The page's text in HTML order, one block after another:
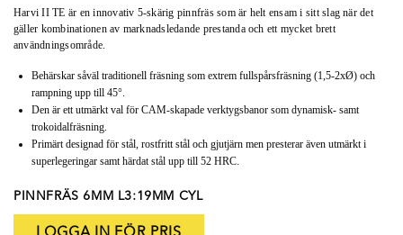
Harvi II TE är en innovativ 5-skärig pinnfräs som är helt ensam i sitt slag när det
gäller kombinationen av marknadsledande prestanda och ett mycket brett
användningsområde.
Behärskar såväl traditionell fräsning som extrem fullspårsfräsning (1,5-2xØ) och
rampning upp till 45°.
Den är ett utmärkt val för CAM-skapade verktygsbanor som dynamisk- samt
trokoidalfräsning.
Primärt designad för stål, rostfritt stål och gjutjärn men presterar även utmärkt i
superlegeringar samt härdat stål upp till 52 HRC.
PINNFRÄS 6MM L3:19MM CYL